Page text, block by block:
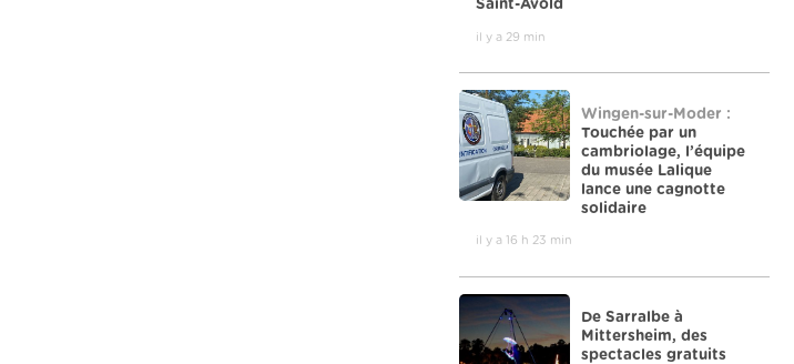
Saint-Avold
il y a 29 min
Wingen-sur-Moder :
Touchée par un
cambriolage, l’équipe
du musée Lalique
lance une cagnotte
solidaire
il y a 16 h 23 min
De Sarralbe à
Mittersheim, des
spectacles gratuits